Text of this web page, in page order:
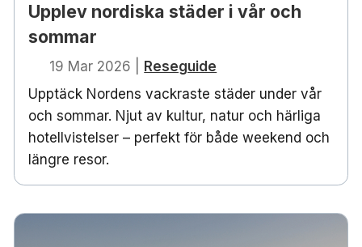
Upplev nordiska städer i vår och
sommar
19 Mar 2026
Reseguide
Upptäck Nordens vackraste städer under vår
och sommar. Njut av kultur, natur och härliga
hotellvistelser – perfekt för både weekend och
längre resor.